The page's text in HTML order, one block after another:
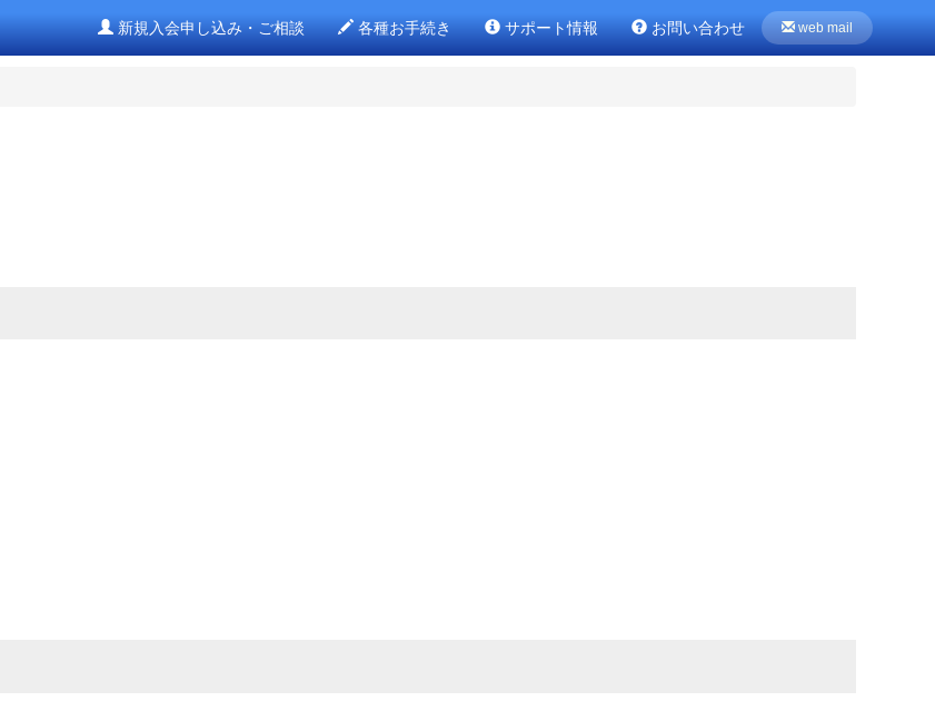
新規入会申し込み・ご相談 各種お手続き サポート情報 お問い合わせ web mail